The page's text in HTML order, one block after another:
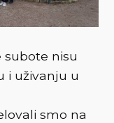
subote nisu
i uživanju u
smo na